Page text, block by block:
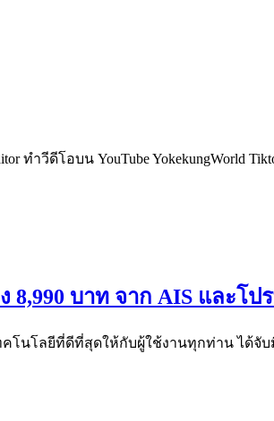
วีดีโอบน YouTube YokekungWorld
บาท จาก AIS และโป
คโนโลยีที่ดีที่สุดให้กับผู้ใช้งานทุกท่าน ได้